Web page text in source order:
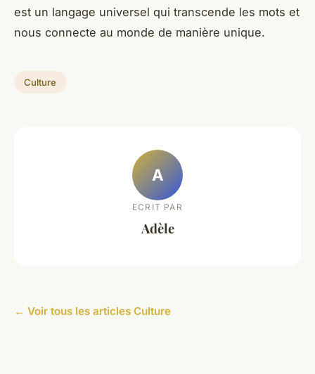
est un langage universel qui transcende les mots et
nous connecte au monde de manière unique.
Culture
A
ECRIT PAR
Adèle
← Voir tous les articles Culture